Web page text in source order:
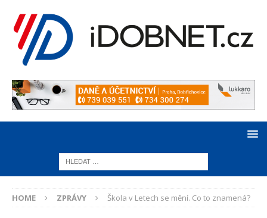
HOME ZPRÁVY Škola v Letech se mění. Co to znamená?